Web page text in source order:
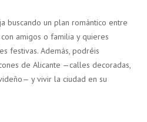
buscando un plan romántico entre
amigos o familia y quieres
festivas. Además, podréis
de Alicante —calles decoradas,
y vivir la ciudad en su